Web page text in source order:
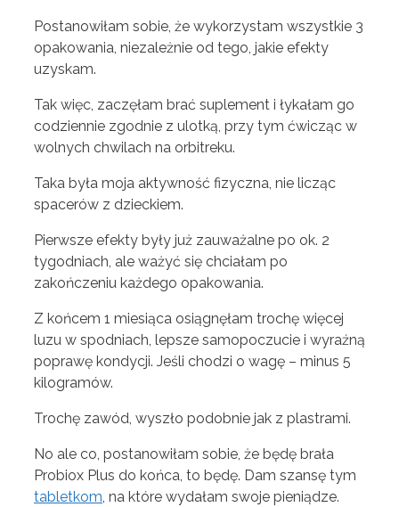
Postanowiłam sobie, że wykorzystam wszystkie 3
opakowania, niezależnie od tego, jakie efekty
uzyskam.
Tak więc, zaczęłam brać suplement i łykałam go
codziennie zgodnie z ulotką, przy tym ćwicząc w
wolnych chwilach na orbitreku.
Taka była moja aktywność fizyczna, nie licząc
spacerów z dzieckiem.
Pierwsze efekty były już zauważalne po ok. 2
tygodniach, ale ważyć się chciałam po
zakończeniu każdego opakowania.
Z końcem 1 miesiąca osiągnęłam trochę więcej
luzu w spodniach, lepsze samopoczucie i wyraźną
poprawę kondycji. Jeśli chodzi o wagę – minus 5
kilogramów.
Trochę zawód, wyszło podobnie jak z plastrami.
No ale co, postanowiłam sobie, że będę brała
Probiox Plus do końca, to będę. Dam szansę tym
tabletkom , na które wydałam swoje pieniądze.